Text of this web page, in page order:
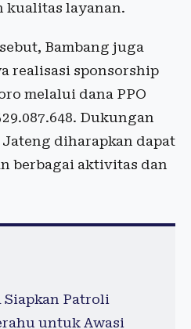
kualitas layanan.
Bambang juga
realisasi sponsorship
melalui dana PPO
Dukungan
diharapkan dapat
berbagai aktivitas dan
Patroli
untuk Awasi